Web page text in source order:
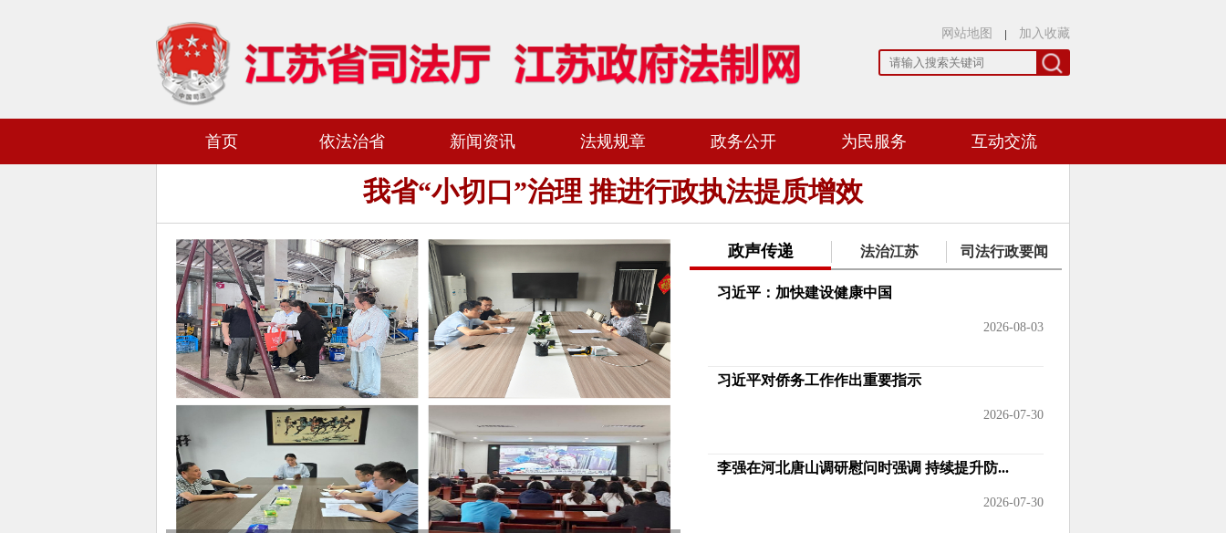
网站地图 加入收藏
首页 依法治省 新闻资讯 法规规章 政务公开 为民服务 互动交流
我省“小切口”治理 推进行政执法提质增效
政声传递 法治江苏 司法行政要闻
习近平：加快建设健康中国
2026-08-03
习近平对侨务工作作出重要指示
2026-07-30
李强在河北唐山调研慰问时强调 持续提升防...
2026-07-30